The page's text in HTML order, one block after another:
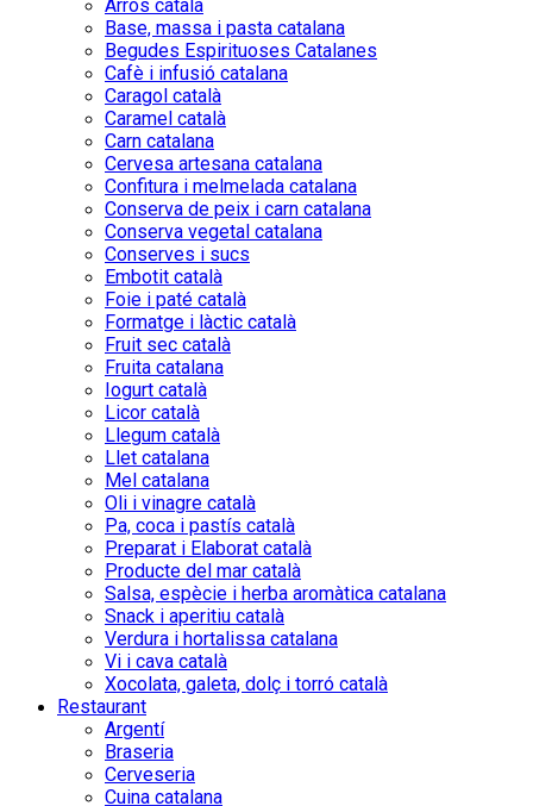
Arròs català
Base, massa i pasta catalana
Begudes Espirituoses Catalanes
Cafè i infusió catalana
Caragol català
Caramel català
Carn catalana
Cervesa artesana catalana
Confitura i melmelada catalana
Conserva de peix i carn catalana
Conserva vegetal catalana
Conserves i sucs
Embotit català
Foie i paté català
Formatge i làctic català
Fruit sec català
Fruita catalana
Iogurt català
Licor català
Llegum català
Llet catalana
Mel catalana
Oli i vinagre català
Pa, coca i pastís català
Preparat i Elaborat català
Producte del mar català
Salsa, espècie i herba aromàtica catalana
Snack i aperitiu català
Verdura i hortalissa catalana
Vi i cava català
Xocolata, galeta, dolç i torró català
Restaurant
Argentí
Braseria
Cerveseria
Cuina catalana